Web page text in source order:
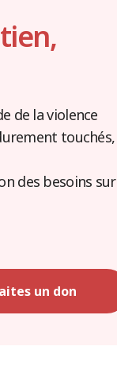
de la violence
touchés,
des besoins sur
un don